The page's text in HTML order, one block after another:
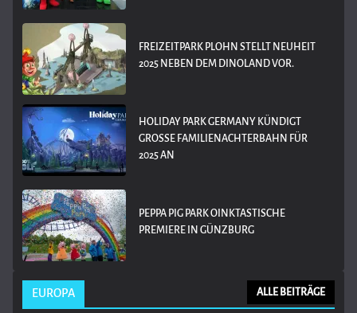
FREIZEITPARK PLOHN STELLT NEUHEIT
2025 NEBEN DEM DINOLAND VOR.
HOLIDAY PARK GERMANY KÜNDIGT
GROSSE FAMILIENACHTERBAHN FÜR 2
025 AN
PEPPA PIG PARK OINKTASTISCHE
PREMIERE IN GÜNZBURG
EUROPA ALLE BEITRÄGE